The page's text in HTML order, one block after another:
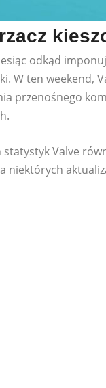
odkąd
W ten weekend,
przenośnego
Valve
niektórych